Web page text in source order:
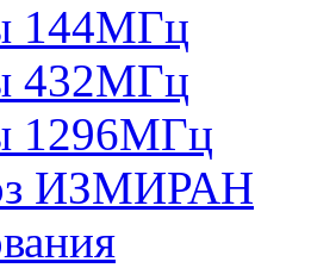
144МГц
432МГц
1296МГц
ИЗМИРАН